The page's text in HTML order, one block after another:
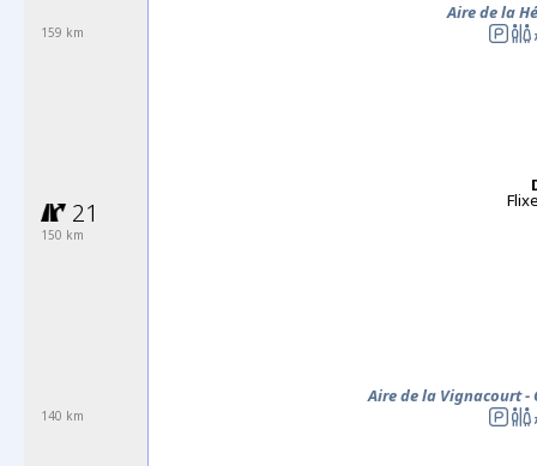
159 km
Aire de la
21
150 km
140 km
Aire de la Vignacourt -